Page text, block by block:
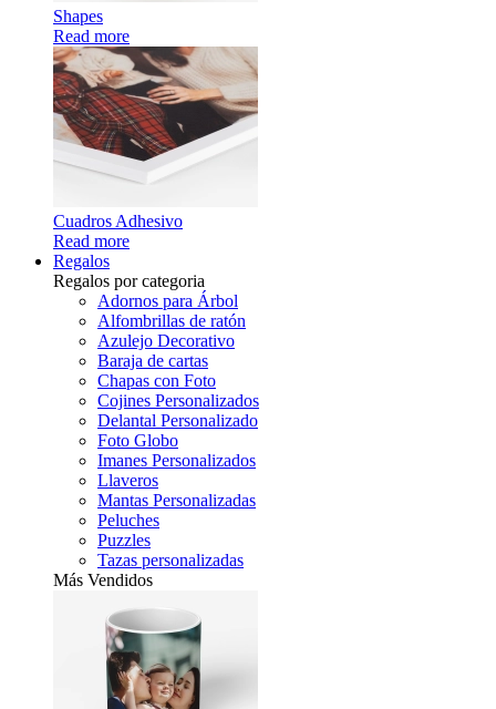
Shapes
Read more
Cuadros Adhesivo
Read more
Regalos
Regalos por categoria
Adornos para Árbol
Alfombrillas de ratón
Azulejo Decorativo
Baraja de cartas
Chapas con Foto
Cojines Personalizados
Delantal Personalizado
Foto Globo
Imanes Personalizados
Llaveros
Mantas Personalizadas
Peluches
Puzzles
Tazas personalizadas
Más Vendidos